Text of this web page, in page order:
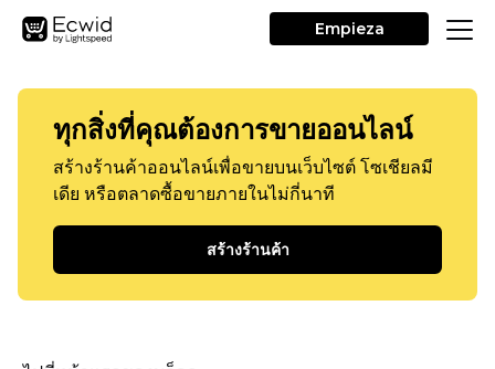
Empieza
ทุกสิ่งที่คุณต้องการขายออนไลน์
สร้างร้านค้าออนไลน์เพื่อขายบนเว็บไซต์ โซเชียลมี
เดีย หรือตลาดซื้อขายภายในไม่กี่นาที
สร้างร้านค้า